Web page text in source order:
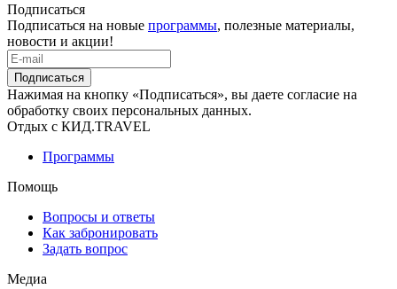
Подписаться
Подписаться на новые программы, полезные материалы,
новости и акции!
Подписаться
Нажимая на кнопку «Подписаться», вы даете согласие на
обработку своих персональных данных.
Отдых с КИД.TRAVEL
Программы
Помощь
Вопросы и ответы
Как забронировать
Задать вопрос
Медиа